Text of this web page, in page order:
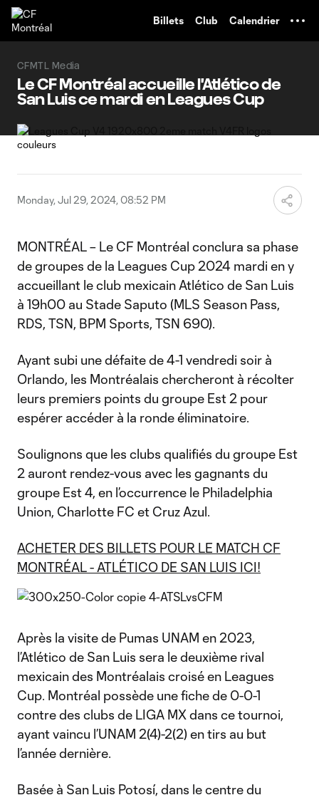
Billets Club Calendrier
CFMTL Media
Le CF Montréal accueille l'Atlético de
San Luis ce mardi en Leagues Cup
Monday, Jul 29, 2024, 08:52 PM
MONTRÉAL – Le CF Montréal conclura sa phase
de groupes de la Leagues Cup 2024 mardi en y
accueillant le club mexicain Atlético de San Luis
à 19h00 au Stade Saputo (MLS Season Pass,
RDS, TSN, BPM Sports, TSN 690).
Ayant subi une défaite de 4-1 vendredi soir à
Orlando, les Montréalais chercheront à récolter
leurs premiers points du groupe Est 2 pour
espérer accéder à la ronde éliminatoire.
Soulignons que les clubs qualifiés du groupe Est
2 auront rendez-vous avec les gagnants du
groupe Est 4, en l’occurrence le Philadelphia
Union, Charlotte FC et Cruz Azul.
ACHETER DES BILLETS POUR LE MATCH CF
MONTRÉAL - ATLÉTICO DE SAN LUIS ICI!
Après la visite de Pumas UNAM en 2023,
l’Atlético de San Luis sera le deuxième rival
mexicain des Montréalais croisé en Leagues
Cup. Montréal possède une fiche de 0-0-1
contre des clubs de LIGA MX dans ce tournoi,
ayant vaincu l’UNAM 2(4)-2(2) en tirs au but
l’année dernière.
Basée à San Luis Potosí, dans le centre du